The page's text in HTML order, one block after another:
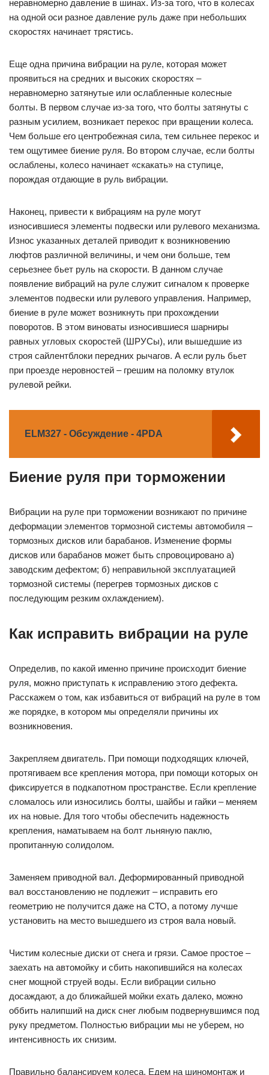
неравномерно давление в шинах. Из-за того, что в колесах
на одной оси разное давление руль даже при небольших
скоростях начинает трястись.
Еще одна причина вибрации на руле, которая может
проявиться на средних и высоких скоростях –
неравномерно затянутые или ослабленные колесные
болты. В первом случае из-за того, что болты затянуты с
разным усилием, возникает перекос при вращении колеса.
Чем больше его центробежная сила, тем сильнее перекос и
тем ощутимее биение руля. Во втором случае, если болты
ослаблены, колесо начинает «скакать» на ступице,
порождая отдающие в руль вибрации.
Наконец, привести к вибрациям на руле могут
износившиеся элементы подвески или рулевого механизма.
Износ указанных деталей приводит к возникновению
люфтов различной величины, и чем они больше, тем
серьезнее бьет руль на скорости. В данном случае
появление вибраций на руле служит сигналом к проверке
элементов подвески или рулевого управления. Например,
биение в руле может возникнуть при прохождении
поворотов. В этом виноваты износившиеся шарниры
равных угловых скоростей (ШРУСы), или вышедшие из
строя сайлентблоки передних рычагов. А если руль бьет
при проезде неровностей – грешим на поломку втулок
рулевой рейки.
ELM327 - Обсуждение - 4PDA
Биение руля при торможении
Вибрации на руле при торможении возникают по причине
деформации элементов тормозной системы автомобиля –
тормозных дисков или барабанов. Изменение формы
дисков или барабанов может быть спровоцировано а)
заводским дефектом; б) неправильной эксплуатацией
тормозной системы (перегрев тормозных дисков с
последующим резким охлаждением).
Как исправить вибрации на руле
Определив, по какой именно причине происходит биение
руля, можно приступать к исправлению этого дефекта.
Расскажем о том, как избавиться от вибраций на руле в том
же порядке, в котором мы определяли причины их
возникновения.
Закрепляем двигатель. При помощи подходящих ключей,
протягиваем все крепления мотора, при помощи которых он
фиксируется в подкапотном пространстве. Если крепление
сломалось или износились болты, шайбы и гайки – меняем
их на новые. Для того чтобы обеспечить надежность
крепления, наматываем на болт льняную паклю,
пропитанную солидолом.
Заменяем приводной вал. Деформированный приводной
вал восстановлению не подлежит – исправить его
геометрию не получится даже на СТО, а потому лучше
установить на место вышедшего из строя вала новый.
Чистим колесные диски от снега и грязи. Самое простое –
заехать на автомойку и сбить накопившийся на колесах
снег мощной струей воды. Если вибрации сильно
досаждают, а до ближайшей мойки ехать далеко, можно
оббить налипший на диск снег любым подвернувшимся под
руку предметом. Полностью вибрации мы не уберем, но
интенсивность их снизим.
Правильно балансируем колеса. Едем на шиномонтаж и